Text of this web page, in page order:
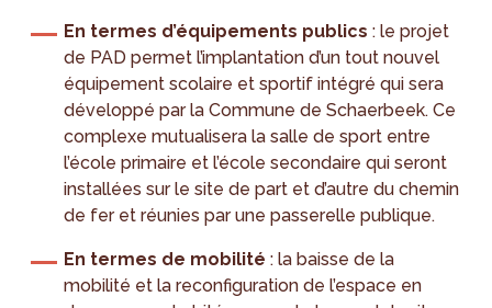
En termes d’équipements publics : le projet
de PAD permet l’implantation d’un tout nouvel
équipement scolaire et sportif intégré qui sera
développé par la Commune de Schaerbeek. Ce
complexe mutualisera la salle de sport entre
l’école primaire et l’école secondaire qui seront
installées sur le site de part et d’autre du chemin
de fer et réunies par une passerelle publique.
En termes de mobilité: la baisse de la
mobilité et la reconfiguration de l’espace en